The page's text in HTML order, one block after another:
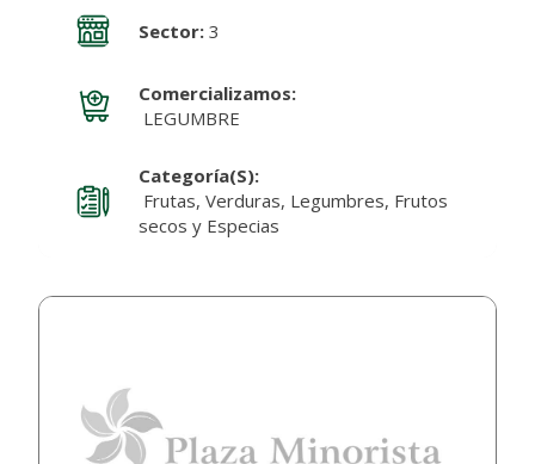
Sector:3
Comercializamos:
LEGUMBRE
Categoría(s):
Frutas, Verduras, Legumbres, Frutos
secos y Especias